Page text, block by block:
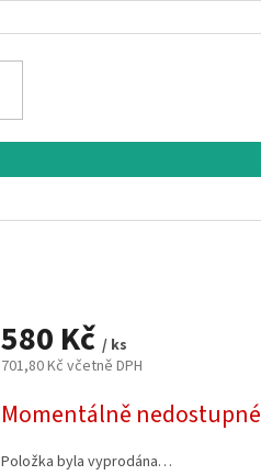
580 Kč / ks
701,80 Kč včetně DPH
cena:
Momentálně nedostupné
Položka byla vyprodána…